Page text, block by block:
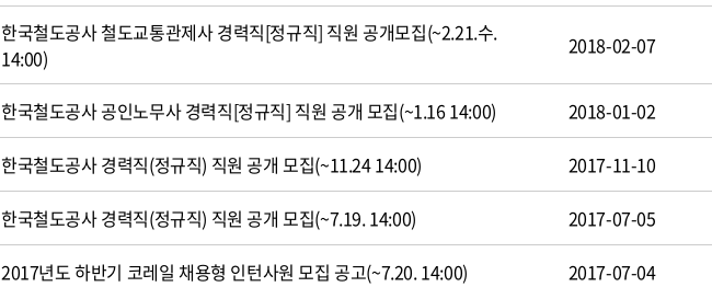
한국철도공사 철도교통관제사 경력직[정규직] 직원 공개모집(~2.21.수.
14:00)
2018-02-07
한국철도공사 공인노무사 경력직[정규직] 직원 공개 모집(~1.16 14:00) 2018-01-02
한국철도공사 경력직(정규직) 직원 공개 모집(~11.24 14:00) 2017-11-10
한국철도공사 경력직(정규직) 직원 공개 모집(~7.19. 14:00) 2017-07-05
2017년도 하반기 코레일 채용형 인턴사원 모집 공고(~7.20. 14:00) 2017-07-04